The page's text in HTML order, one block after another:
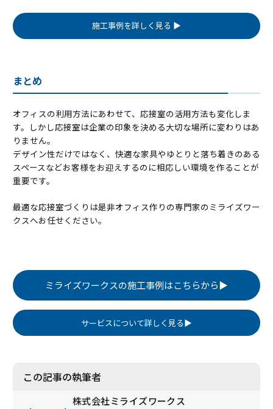
施工事例を詳しく見る ▶
まとめ
オフィスの利用方法にあわせて、応接室の活用方法も変化しま
す。しかし応接室は企業の印象を決める大切な場所に変わりはあ
りません。
デザイン性だけではなく、快適な家具やゆとりと落ち着きのある
スペースなどお客様をお迎えするのに相応しい環境を作ることが
重要です。
最適な応接室づくりは是非オフィス作りの専門家のミライズワー
クスへお任せください。
ミライズワークスの施工事例はこちらから▶
サービスについて詳しく見る▶
この記事の執筆者
株式会社ミライズワークス